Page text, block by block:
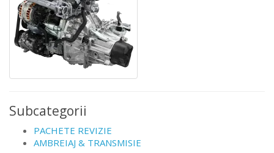
Subcategorii
PACHETE REVIZIE
AMBREIAJ & TRANSMISIE